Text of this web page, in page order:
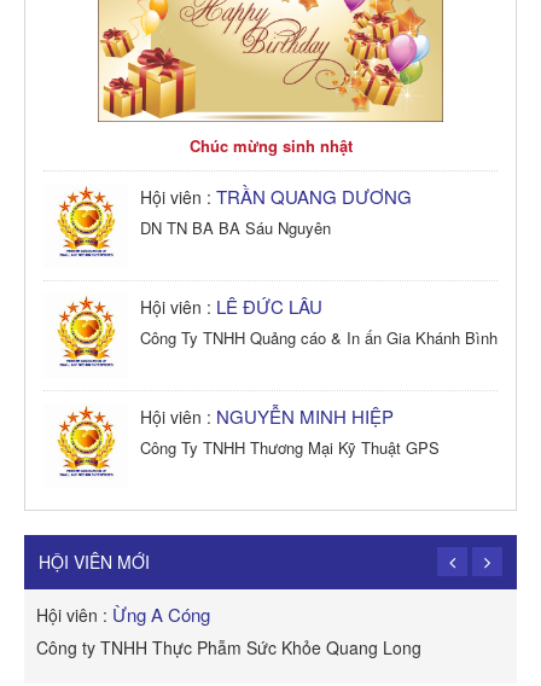
Chúc mừng sinh nhật
Hội viên : TRẦN QUANG DƯƠNG
DN TN BA BA Sáu Nguyên
Hội viên : LÊ ĐỨC LÂU
Công Ty TNHH Quảng cáo & In ấn Gia Khánh Bình
Hội viên : NGUYỄN MINH HIỆP
Công Ty TNHH Thương Mại Kỹ Thuật GPS
Công Ty TNHH Dịch vụ Cuộc Sống Hạnh Phúc
HỘI VIÊN MỚI
Hội viên : Ừng A Cóng
Công ty TNHH Thực Phẫm Sức Khỏe Quang Long